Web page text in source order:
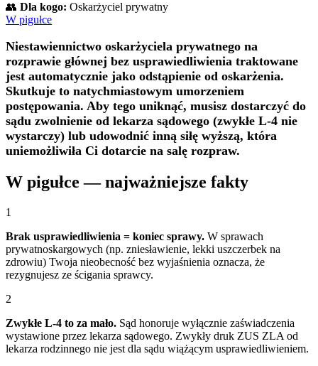
👥 Dla kogo: Oskarżyciel prywatny
W pigułce
Niestawiennictwo oskarżyciela prywatnego na
rozprawie głównej bez usprawiedliwienia traktowane
jest automatycznie jako odstąpienie od oskarżenia.
Skutkuje to natychmiastowym umorzeniem
postępowania. Aby tego uniknąć, musisz dostarczyć do
sądu zwolnienie od lekarza sądowego (zwykłe L-4 nie
wystarczy) lub udowodnić inną siłę wyższą, która
uniemożliwiła Ci dotarcie na salę rozpraw.
W pigułce — najważniejsze fakty
1
Brak usprawiedliwienia = koniec sprawy. W sprawach
prywatnoskargowych (np. zniesławienie, lekki uszczerbek na
zdrowiu) Twoja nieobecność bez wyjaśnienia oznacza, że
rezygnujesz ze ścigania sprawcy.
2
Zwykłe L-4 to za mało. Sąd honoruje wyłącznie zaświadczenia
wystawione przez lekarza sądowego. Zwykły druk ZUS ZLA od
lekarza rodzinnego nie jest dla sądu wiążącym usprawiedliwieniem.